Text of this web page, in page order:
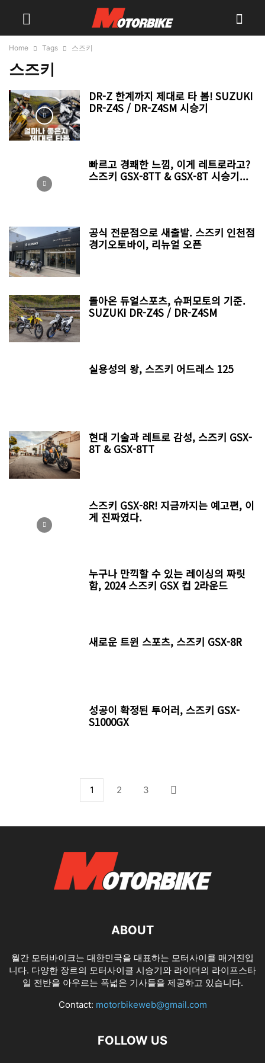
Home Tags 스즈키
스즈키
DR-Z 한계까지 제대로 타 봄! SUZUKI
DR-Z4S / DR-Z4SM 시승기
빠르고 경쾌한 느낌, 이게 레트로라고?
스즈키 GSX-8TT & GSX-8T 시승기...
공식 전문점으로 새출발. 스즈키 인천점
경기오토바이, 리뉴얼 오픈
돌아온 듀얼스포츠, 슈퍼모토의 기준.
SUZUKI DR-Z4S / DR-Z4SM
실용성의 왕, 스즈키 어드레스 125
현대 기술과 레트로 감성, 스즈키 GSX-
8T & GSX-8TT
스즈키 GSX-8R! 지금까지는 예고편, 이
게 진짜였다.
누구나 만끽할 수 있는 레이싱의 짜릿
함, 2024 스즈키 GSX 컵 2라운드
새로운 트윈 스포츠, 스즈키 GSX-8R
성공이 확정된 투어러, 스즈키 GSX-
S1000GX
1 2 3
ABOUT
월간 모터바이크는 대한민국을 대표하는 모터사이클 매거진입
니다. 다양한 장르의 모터사이클 시승기와 라이더의 라이프스타
일 전반을 아우르는 폭넓은 기사들을 제공하고 있습니다.
Contact: motorbikeweb@gmail.com
FOLLOW US